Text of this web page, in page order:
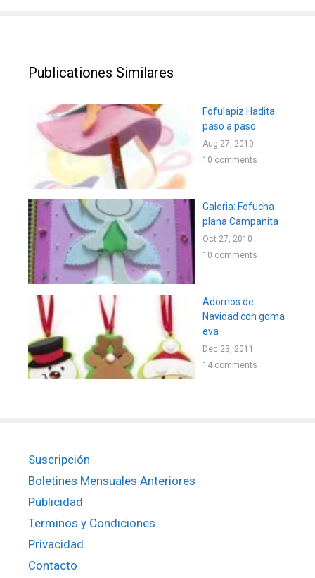
Publicationes Similares
Fofulapiz Hadita
paso a paso
Aug 27, 2010
10 comments
Galeria: Fofucha
plana Campanita
Oct 27, 2010
10 comments
Adornos de
Navidad con goma
eva
Dec 23, 2011
14 comments
Suscripción
Boletines Mensuales Anteriores
Publicidad
Terminos y Condiciones
Privacidad
Contacto